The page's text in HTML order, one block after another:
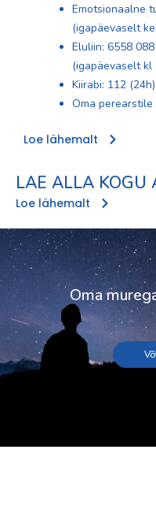
Emotsionaalne
(igapäevaselt
Eluliin: 6558
(igapäevaselt kl
Kiirabi: 112 (24h)
Oma perearstile
Loe lähemalt
LAE ALLA KOGU
Loe lähemalt
Oma